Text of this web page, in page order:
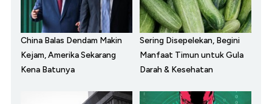
China Balas Dendam Makin
Kejam, Amerika Sekarang
Kena Batunya
Sering Disepelekan, Begini
Manfaat Timun untuk Gula
Darah & Kesehatan